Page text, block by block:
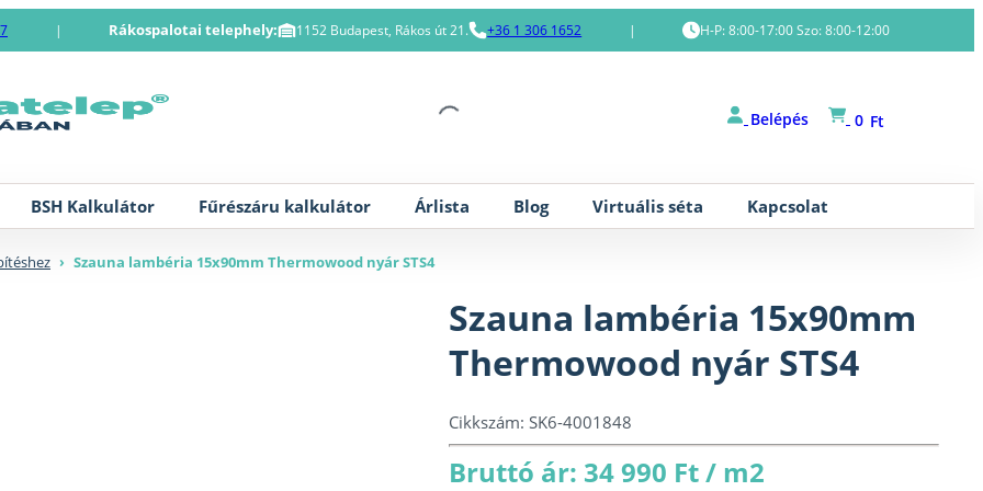
| Rákospalotai telephely: 1152 Budapest, Rákos út 21. +36 1 306 1652 | H-P: 8:00-17:00 Szo: 8:00-12:00
Belépés 0 Ft
BSH Kalkulátor Fűrészáru kalkulátor Árlista Blog Virtuális séta Kapcsolat
› Szauna lambéria 15x90mm Thermowood nyár STS4
Szauna lambéria 15x90mm
Thermowood nyár STS4
Cikkszám: SK6-4001848
Bruttó ár: 34 990 Ft / m2